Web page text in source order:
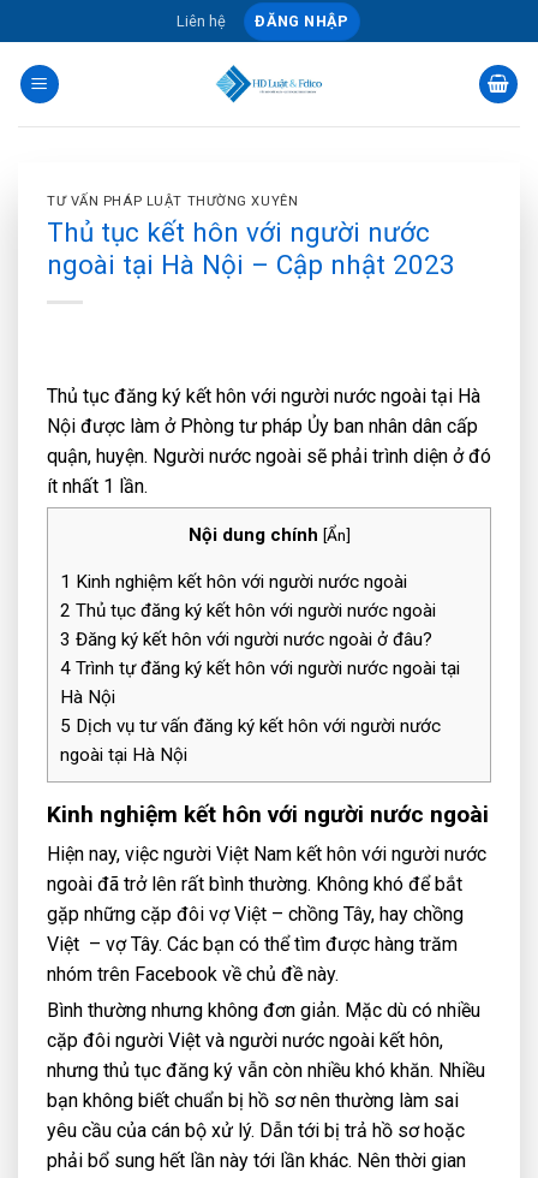
to
content
Liên hệ ĐĂNG NHẬP
TƯ VẤN PHÁP LUẬT THƯỜNG XUYÊN
Thủ tục kết hôn với người nước
ngoài tại Hà Nội – Cập nhật 2023
Thủ tục đăng ký kết hôn với người nước ngoài tại Hà
Nội được làm ở Phòng tư pháp Ủy ban nhân dân cấp
quận, huyện. Người nước ngoài sẽ phải trình diện ở đó
ít nhất 1 lần.
Nội dung chính [Ẩn]
1 Kinh nghiệm kết hôn với người nước ngoài
2 Thủ tục đăng ký kết hôn với người nước ngoài
3 Đăng ký kết hôn với người nước ngoài ở đâu?
4 Trình tự đăng ký kết hôn với người nước ngoài tại
Hà Nội
5 Dịch vụ tư vấn đăng ký kết hôn với người nước
ngoài tại Hà Nội
Kinh nghiệm kết hôn với người nước ngoài
Hiện nay, việc người Việt Nam kết hôn với người nước
ngoài đã trở lên rất bình thường. Không khó để bắt
gặp những cặp đôi vợ Việt – chồng Tây, hay chồng
Việt – vợ Tây. Các bạn có thể tìm được hàng trăm
nhóm trên Facebook về chủ đề này.
Bình thường nhưng không đơn giản. Mặc dù có nhiều
cặp đôi người Việt và người nước ngoài kết hôn,
nhưng thủ tục đăng ký vẫn còn nhiều khó khăn. Nhiều
bạn không biết chuẩn bị hồ sơ nên thường làm sai
yêu cầu của cán bộ xử lý. Dẫn tới bị trả hồ sơ hoặc
phải bổ sung hết lần này tới lần khác. Nên thời gian